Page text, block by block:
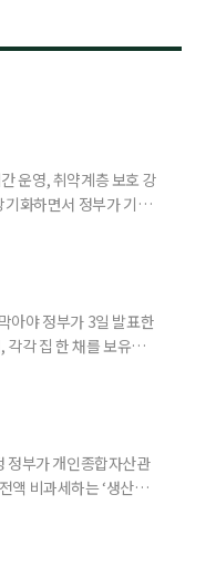
운영, 취약계층 보호 강
화하면서 정부가 기존
데 따른 것이다. 기존에
아야 정부가 3일 발표한
각각 집 한 채를 보유한
거와 생계를 분
정부가 개인종합자산관
액 비과세하는 ‘생산적
본